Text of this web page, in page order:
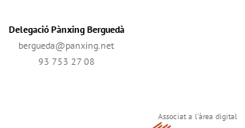
Delegació Pànxing Berguedà
bergueda@panxing.net
93 753 27 08
Associat a l'àrea digital